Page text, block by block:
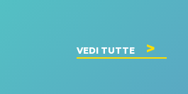
VEDI TUTTE